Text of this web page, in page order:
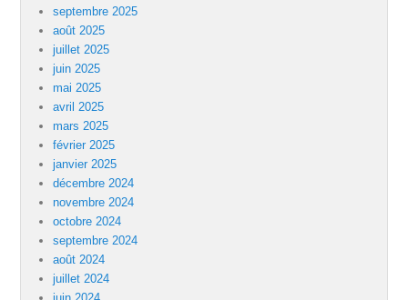
septembre 2025
août 2025
juillet 2025
juin 2025
mai 2025
avril 2025
mars 2025
février 2025
janvier 2025
décembre 2024
novembre 2024
octobre 2024
septembre 2024
août 2024
juillet 2024